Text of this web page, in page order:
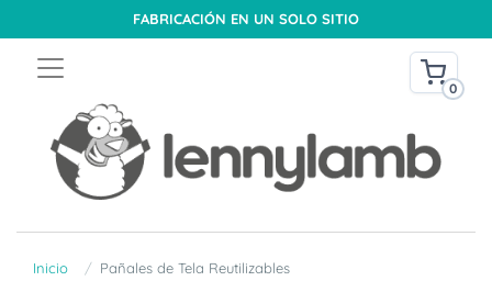
FABRICACIÓN EN UN SOLO SITIO
0
Inicio
Pañales de Tela Reutilizables